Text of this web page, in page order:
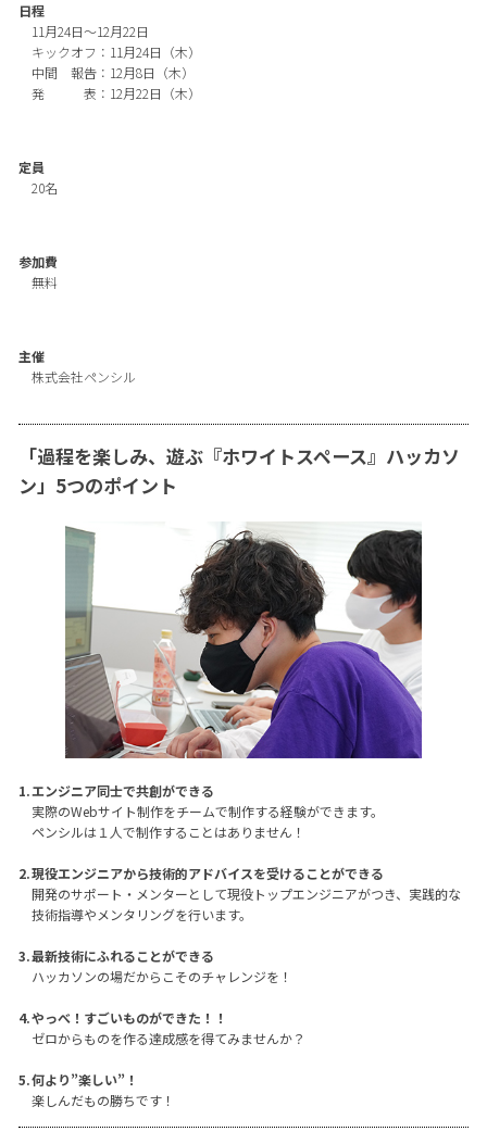
日程
11月24日〜12月22日
キックオフ：11月24日（木）
中間 報告：12月8日（木）
発 表：12月22日（木）
定員
20名
参加費
無料
主催
株式会社ペンシル
「過程を楽しみ、遊ぶ『ホワイトスペース』ハッカソ
ン」5つのポイント
エンジニア同士で共創ができる
実際のWebサイト制作をチームで制作する経験ができます。
ペンシルは１人で制作することはありません！
現役エンジニアから技術的アドバイスを受けることができる
開発のサポート・メンターとして現役トップエンジニアがつき、実践的な
技術指導やメンタリングを行います。
最新技術にふれることができる
ハッカソンの場だからこそのチャレンジを！
やっべ！すごいものができた！！
ゼロからものを作る達成感を得てみませんか？
何より”楽しい”！
楽しんだもの勝ちです！